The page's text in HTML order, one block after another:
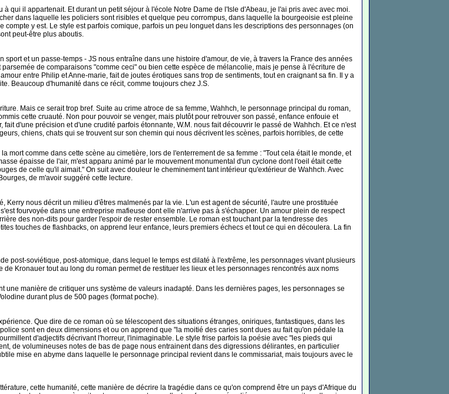
qui il appartenait. Et durant un petit séjour à l'école Notre Dame de l'Isle d'Abeau, je l'ai pris avec avec moi.
dans laquelle les policiers sont risibles et quelque peu corrompus, dans laquelle la bourgeoisie est pleine
y est. Le style est parfois comique, parfois un peu longuet dans les descriptions des personnages (on
peut-être plus aboutis.
et un passe-temps - JS nous entraîne dans une histoire d'amour, de vie, à travers la France des années
de comparaisons "comme ceci" ou bien cette espèce de mélancolie, mais je pense à l'écriture de
entre Philip et Anne-marie, fait de joutes érotiques sans trop de sentiments, tout en craignant sa fin. Il y a
Beaucoup d'humanité dans ce récit, comme toujours chez J.S.
Mais ce serait trop bref. Suite au crime atroce de sa femme, Wahhch, le personnage principal du roman,
cette cruauté. Non pour pouvoir se venger, mais plutôt pour retrouver son passé, enfance enfouie et
d'une précision et d'une crudité parfois étonnante, W.M. nous fait découvrir le passé de Wahhch. Et ce n'est
chiens, chats qui se trouvent sur son chemin qui nous décrivent les scènes, parfois horribles, de cette
mort comme dans cette scène au cimetière, lors de l'enterrement de sa femme : "Tout cela était le monde, et
épaisse de l'air, m'est apparu animé par le mouvement monumental d'un cyclone dont l'oeil était cette
de celle qu'il aimait." On suit avec douleur le cheminement tant intérieur qu'extérieur de Wahhch. Avec
de m'avoir suggéré cette lecture.
Kerry nous décrit un milieu d'êtres malmenés par la vie. L'un est agent de sécurité, l'autre une prostituée
fourvoyée dans une entreprise mafieuse dont elle n'arrive pas à s'échapper. Un amour plein de respect
des non-dits pour garder l'espoir de rester ensemble. Le roman est touchant par la tendresse des
touches de flashbacks, on apprend leur enfance, leurs premiers échecs et tout ce qui en découlera. La fin
post-soviétique, post-atomique, dans lequel le temps est dilaté à l'extrême, les personnages vivant plusieurs
Kronauer tout au long du roman permet de restituer les lieux et les personnages rencontrés aux noms
manière de critiquer uns système de valeurs inadapté. Dans les dernières pages, les personnages se
durant plus de 500 pages (format poche).
Que dire de ce roman où se télescopent des situations étranges, oniriques, fantastiques, dans les
sont en deux dimensions et ou on apprend que "la moitié des caries sont dues au fait qu'on pédale la
d'adjectifs décrivant l'horreur, l'inimaginable. Le style frise parfois la poésie avec "les pieds qui
de volumineuses notes de bas de page nous entrainent dans des digressions délirantes, en particulier
mise en abyme dans laquelle le personnage principal revient dans le commissariat, mais toujours avec le
cette humanité, cette manière de décrire la tragédie dans ce qu'on comprend être un pays d'Afrique du